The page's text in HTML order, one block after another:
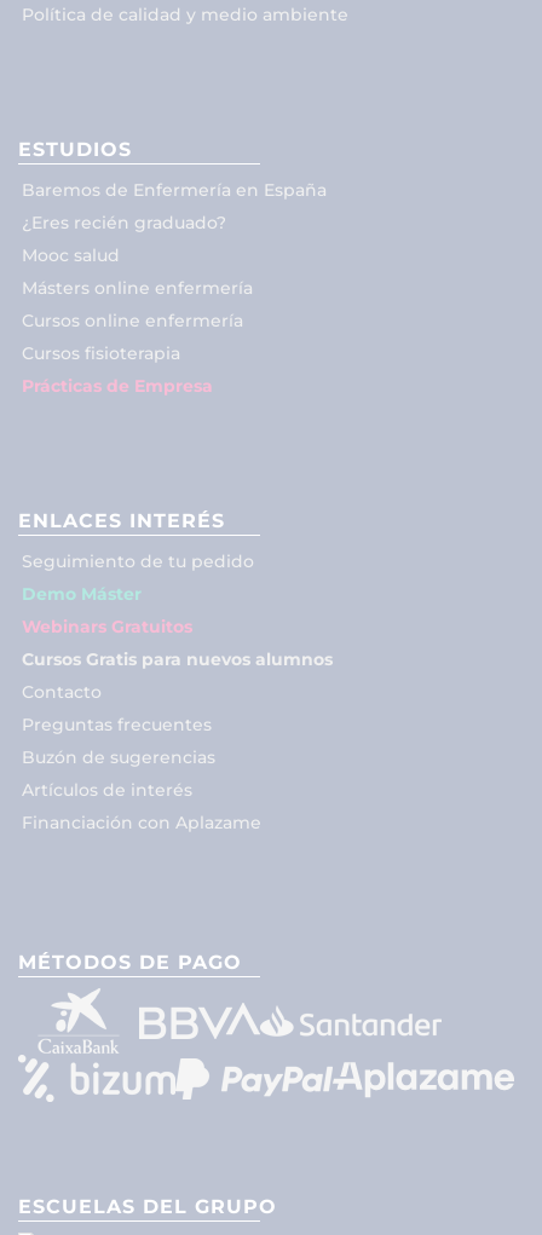
Política de calidad y medio ambiente
ESTUDIOS
Baremos de Enfermería en España
¿Eres recién graduado?
Mooc salud
Másters online enfermería
Cursos online enfermería
Cursos fisioterapia
Prácticas de Empresa
ENLACES INTERÉS
Seguimiento de tu pedido
Demo Máster
Webinars Gratuitos
Cursos Gratis para nuevos alumnos
Contacto
Preguntas frecuentes
Buzón de sugerencias
Artículos de interés
Financiación con Aplazame
MÉTODOS DE PAGO
ESCUELAS DEL GRUPO